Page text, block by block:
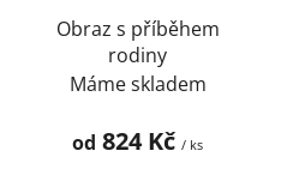
Obraz s příběhem
rodiny
Máme skladem
od 824 Kč / ks